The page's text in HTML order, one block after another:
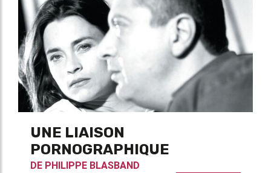
UNE LIAISON
PORNOGRAPHIQUE
DE PHILIPPE BLASBAND